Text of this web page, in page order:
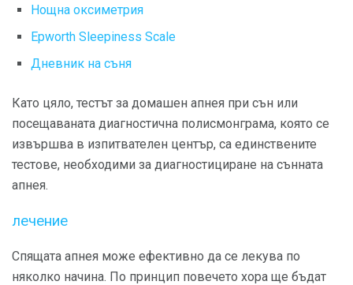
Нощна оксиметрия
Epworth Sleepiness Scale
Дневник на съня
Като цяло, тестът за домашен апнея при сън или
посещаваната диагностична полисмонграма, която се
извършва в изпитвателен център, са единствените
тестове, необходими за диагностициране на сънната
апнея.
лечение
Спящата апнея може ефективно да се лекува по
няколко начина. По принцип повечето хора ще бъдат